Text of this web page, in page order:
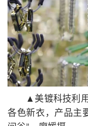
▲美镀科技利
各色新衣，产品主